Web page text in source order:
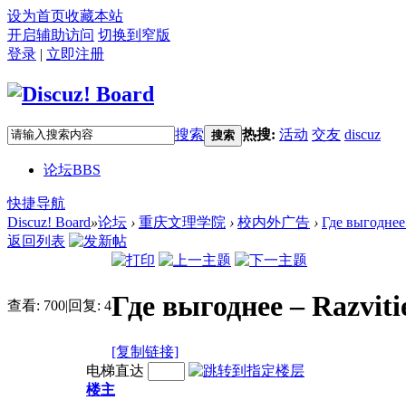
设为首页收藏本站
开启辅助访问 切换到窄版
登录 | 立即注册
搜索 搜索 热搜: 活动 交友 discuz
论坛BBS
快捷导航
Discuz! Board»论坛 › 重庆文理学院 › 校内外广告 › Где
返回列表
查看: 700|回复: 4Где выгоднее –
[复制链接]
电梯直达
楼主